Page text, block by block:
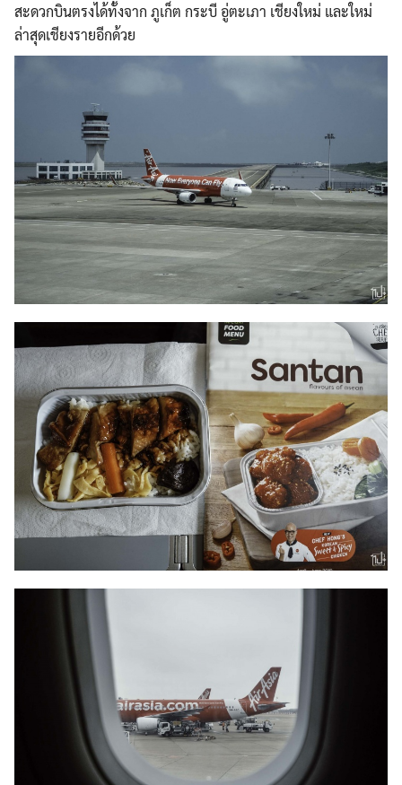
สะดวกบินตรงได้ทั้งจาก ภูเก็ต กระบี อู่ตะเภา เชียงใหม่ และใหม่
ล่าสุดเชียงรายอีกด้วย